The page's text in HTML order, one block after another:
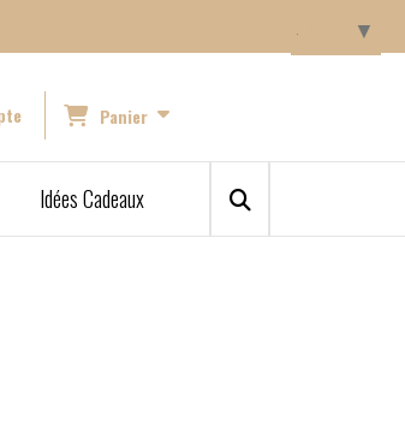
Panier
Idées Cadeaux
▼